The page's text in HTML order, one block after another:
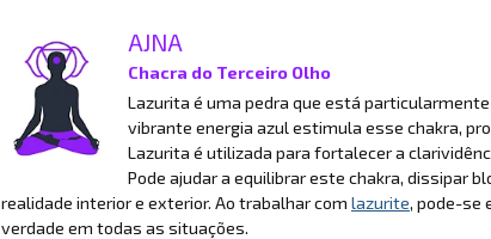
AJNA
Chacra do Terceiro Olho
Lazurita é uma pedra que está particularmente
vibrante energia azul estimula esse chakra,
Lazurita é utilizada para fortalecer a
Pode ajudar a equilibrar este chakra, dissipar
realidade interior e exterior. Ao trabalhar com lazurite, pode-se
verdade em todas as situações.